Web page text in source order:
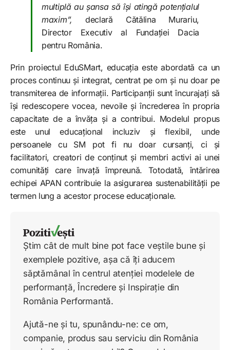
multiplă au șansa să își atingă potențialul
maxim”, declară Cătălina Murariu,
Director Executiv al Fundației Dacia
pentru România.
Prin proiectul EduSMart, educația este abordată ca un
proces continuu și integrat, centrat pe om și nu doar pe
transmiterea de informații. Participanții sunt încurajați să
își redescopere vocea, nevoile și încrederea în propria
capacitate de a învăța și a contribui. Modelul propus
este unul educațional incluziv și flexibil, unde
persoanele cu SM pot fi nu doar cursanți, ci și
facilitatori, creatori de conținut și membri activi ai unei
comunități care învață împreună. Totodată, întărirea
echipei APAN contribuie la asigurarea sustenabilității pe
termen lung a acestor procese educaționale.
Știm cât de mult bine pot face veștile bune și
exemplele pozitive, așa că îți aducem
săptămânal în centrul atenției modelele de
performanță, Încredere și Inspirație din
România Performantă.
Ajută-ne și tu, spunându-ne: ce om,
companie, produs sau serviciu din România